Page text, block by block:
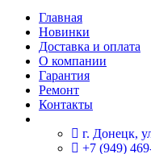
Главная
Новинки
Доставка и оплата
О компании
Гарантия
Ремонт
Контакты
г. Донецк,
+7 (949)